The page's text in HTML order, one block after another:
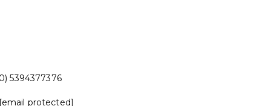
5394377376
[email protected]